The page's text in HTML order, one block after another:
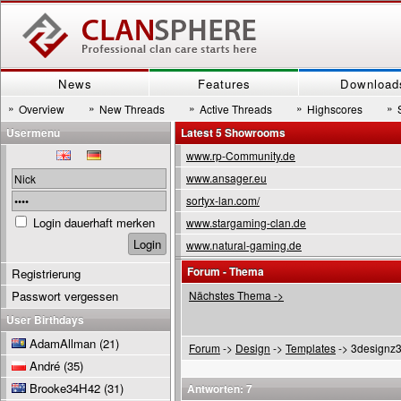
News Features
» Overview » New Threads » Active Threads » Highscores »
Latest 5 Showrooms
www.rp-Community.de
www.ansager.eu
sortyx-lan.com/
www.stargaming-clan.de
www.natural-gaming.de
Forum - Thema
Nächstes Thema ->
Forum-> Design -> Templates->
Antworten: 7
Usermenu
Login dauerhaft merken
Registrierung
Passwort vergessen
User Birthdays
AdamAllman (21)
André (35)
Brooke34H42 (31)